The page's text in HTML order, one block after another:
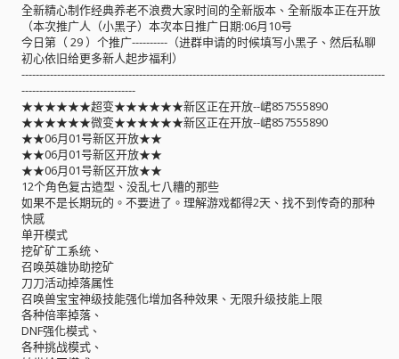
全新精心制作经典养老不浪费大家时间的全新版本、全新版本正在开放
（本次推广人（小黑子）本次本日推广日期:06月10号
今日第（ 29 ）个推广----------（进群申请的时候填写小黑子、然后私聊
初心依旧给更多新人起步福利）
------------------------------------------------------------------------------------------------------
--------------------------------
★★★★★★超变★★★★★★新区正在开放--峮857555890
★★★★★★微变★★★★★★新区正在开放--峮857555890
★★06月01号新区开放★★
★★06月01号新区开放★★
★★06月01号新区开放★★
12个角色复古造型、没乱七八糟的那些
如果不是长期玩的。不要进了。理解游戏都得2天、找不到传奇的那种
快感
单开模式
挖矿矿工系统、
召唤英雄协助挖矿
刀刀活动掉落属性
召唤兽宝宝神级技能强化增加各种效果、无限升级技能上限
各种倍率掉落、
DNF强化模式、
各种挑战模式、